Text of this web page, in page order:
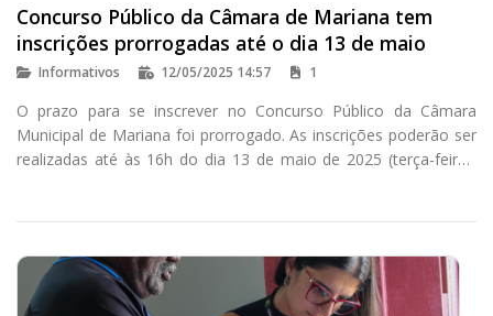
Concurso Público da Câmara de Mariana tem
inscrições prorrogadas até o dia 13 de maio
Informativos 12/05/2025 14:57 1
O prazo para se inscrever no Concurso Público da Câmara
Municipal de Mariana foi prorrogado. As inscrições poderão ser
realizadas até às 16h do dia 13 de maio de 2025 (terça-feira),